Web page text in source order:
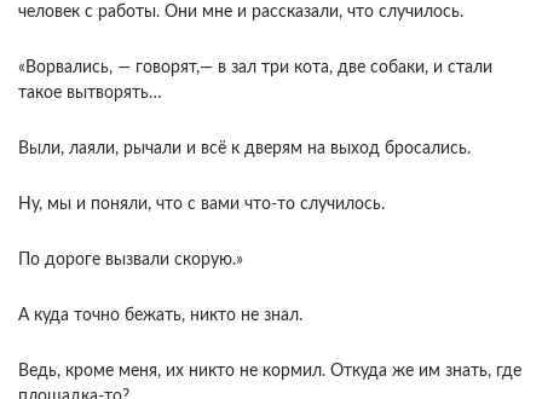
человек с работы. Они мне и рассказали, что случилось.
«Ворвались, — говорят,— в зал три кота, две собаки, и стали
такое вытворять…
Выли, лаяли, рычали и всё к дверям на выход бросались.
Ну, мы и поняли, что с вами что-то случилось.
По дороге вызвали скорую.»
А куда точно бежать, никто не знал.
Ведь, кроме меня, их никто не кормил. Откуда же им знать, где